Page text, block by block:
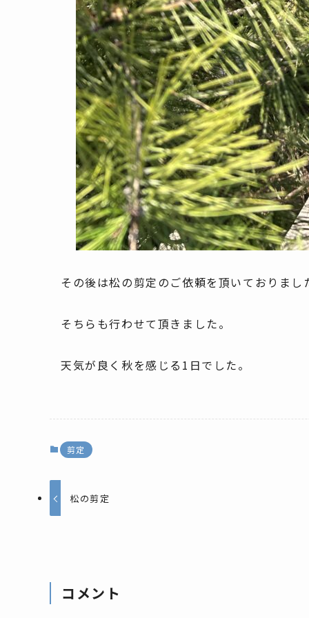
その後は松の剪定のご依頼を頂いておりまし
そちらも行わせて頂きました。
天気が良く秋を感じる1日でした。
剪定
松の剪定
コメント